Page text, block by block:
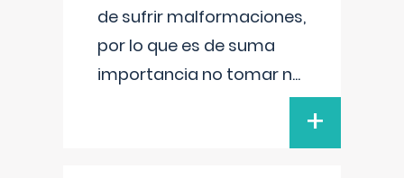
de sufrir malformaciones,
por lo que es de suma
importancia no tomar n...
+